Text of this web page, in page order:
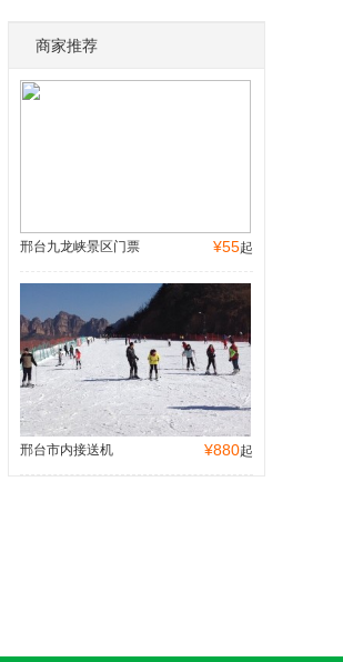
商家推荐
¥55起
邢台九龙峡景区门票
¥880起
邢台市内接送机